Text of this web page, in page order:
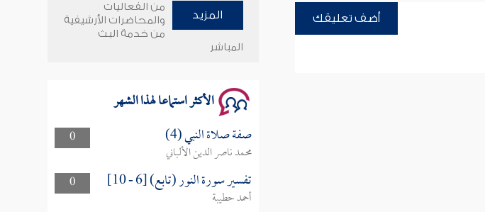
أضف تعليقك وأمنهم من خوف 9
سلسلة محاضرات نفحات رمضانية
المزيد
من الفعاليات
والمحاضرات الأرشيفية
من خدمة البث
المباشر
الأكثر استماعا لهذا الشهر
0 صفة صلاة النبي (4)
محمد ناصر الدين الألباني
0
تفسير سورة النور (تابع) [6 - 10]
أحمد حطيبة